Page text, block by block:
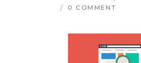
0 COMMENT